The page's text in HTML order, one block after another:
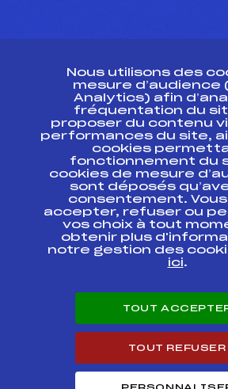
Ressources
Pass’Neige
Projet sportif fédéral
Projet de performance
Antidopage
Pôle Développement,
Scientifique
Listes ministérielles
Pôle vie de l’athlète
Enseignement professionnel
Carrières
Nous utilisons des
mesure d’audience
Analytics) afin
fréquentation du
proposer du contenu
performances du site,
cookies
fonctionnement du
cookies de mesure
sont déposés
consentement.
accepter, refuser ou
vos choix à tout
obtenir plus
notre gestion des
ici.
TOUT
TOUT REFUSER